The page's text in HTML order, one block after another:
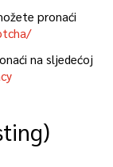
pronaći
na sljedećoj